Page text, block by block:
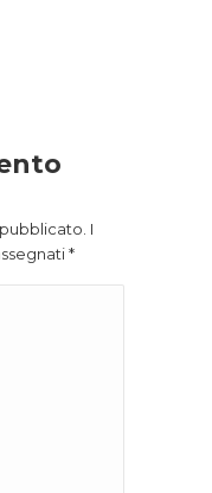
I
*